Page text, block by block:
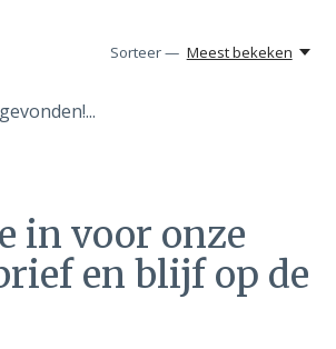
Sorteer — Meest bekeken
in voor onze
en blijf op de